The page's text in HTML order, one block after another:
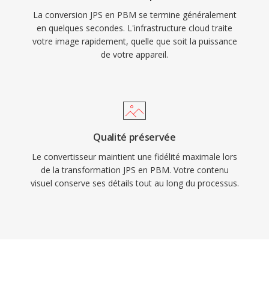
La conversion JPS en PBM se termine généralement
en quelques secondes. L'infrastructure cloud traite
votre image rapidement, quelle que soit la puissance
de votre appareil.
Qualité préservée
Le convertisseur maintient une fidélité maximale lors
de la transformation JPS en PBM. Votre contenu
visuel conserve ses détails tout au long du processus.